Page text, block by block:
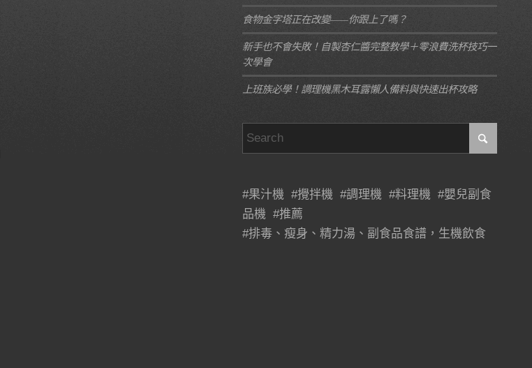
食物金字塔正在改變——你跟上了嗎？
新手也不會失敗！自製杏仁醬完整教學＋零浪費洗杯技巧一
次學會
上班族必學！調理機黑木耳露懶人備料與快速出杯攻略
#果汁機 #攪拌機 #調理機 #料理機 #嬰兒副食
品機 #推薦
#排毒、瘦身、精力湯、副食品食譜，生機飲食